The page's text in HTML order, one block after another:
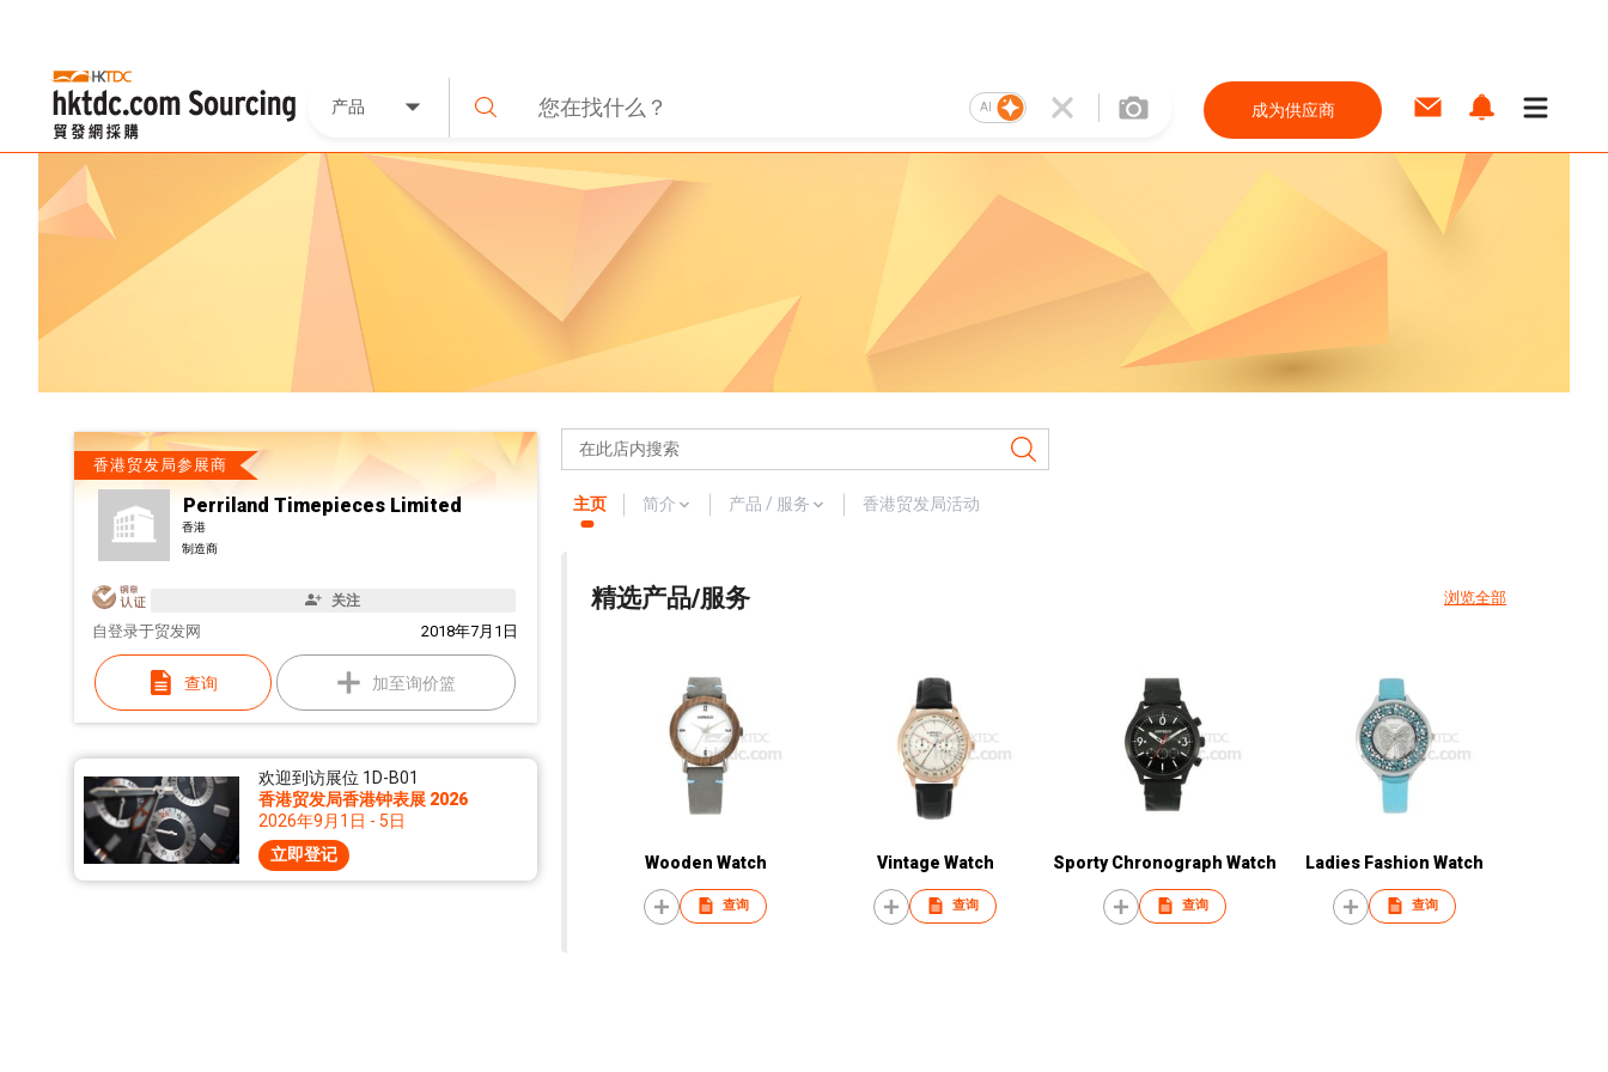
产品 AI 成为供应商
香港贸发局参展商
Perriland Timepieces Limited
香港
制造商
关注
自 2018年7月1日
登录于贸发网
查询 加至询价篮
欢迎到访展位 1D-B01
香港贸发局香港钟表展 2026
2026年9月1日 - 5日
立即登记
主页 简介 产品 / 服务 香港贸发局活动
精选产品/服务 浏览全部
Wooden Watch
查询
Vintage Watch
查询
Sporty Chronograph Watch
查询
Ladies Fashion Watch
查询